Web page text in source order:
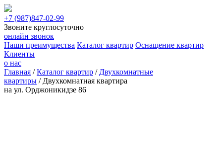
+7 (987)847-02-99
Звоните круглосуточно
онлайн звонок
Наши преимущества Каталог квартир Оснащение квартир
Клиенты
о нас
Главная /Каталог квартир / Двухкомнатные
квартиры / Двухкомнатная квартира
на ул. Орджоникидзе 86